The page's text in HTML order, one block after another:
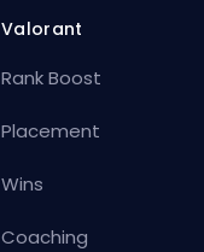
Valorant
Rank Boost
Placement
Wins
Coaching